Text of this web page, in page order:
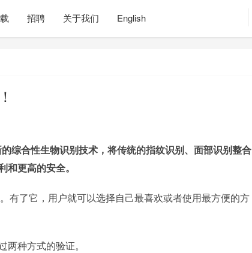
招聘 关于我们 English
综合性生物识别技术，将传统的指纹识别、面部识别整合
更高的安全。
有了它，用户就可以选择自己最喜欢或者使用最方便的方
种方式的验证。